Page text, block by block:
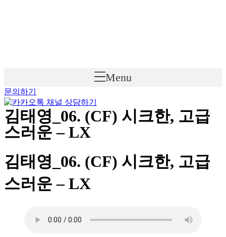
Menu
문의하기
김태영_06. (CF) 시크한, 고급
스러운 – LX
김태영_06. (CF) 시크한, 고급
스러운 – LX